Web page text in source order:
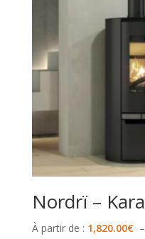
Nordrï – Kara
À partir de : 1,820.00€ –